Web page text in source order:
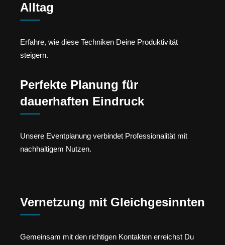
Alltag
Erfahre, wie diese Techniken Deine Produktivität
steigern.
Perfekte Planung für
dauerhaften Eindruck
Unsere Eventplanung verbindet Professionalität mit
nachhaltigem Nutzen.
Vernetzung mit Gleichgesinnten
Gemeinsam mit den richtigen Kontakten erreichst Du